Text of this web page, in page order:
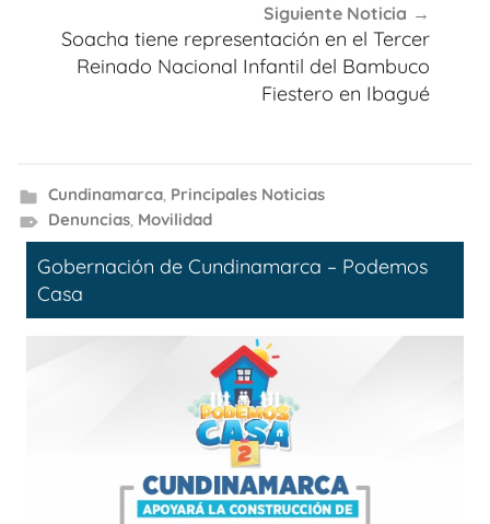
Siguiente Noticia
Soacha tiene representación en el Tercer
Reinado Nacional Infantil del Bambuco
Fiestero en Ibagué
Cundinamarca, Principales Noticias
Denuncias, Movilidad
Gobernación de Cundinamarca – Podemos
Casa